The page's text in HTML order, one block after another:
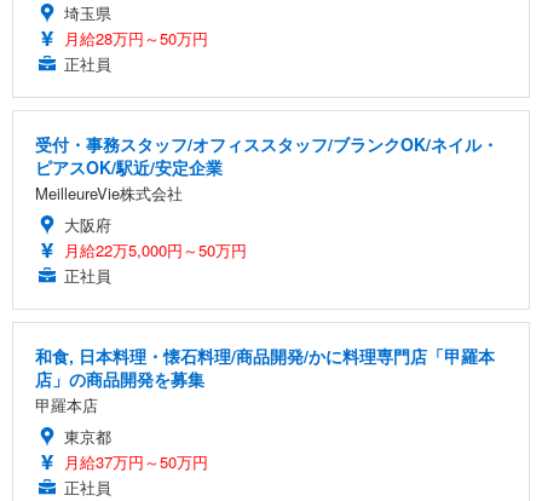
埼玉県
月給28万円～50万円
正社員
受付・事務スタッフ/オフィススタッフ/ブランクOK/ネイル・
ピアスOK/駅近/安定企業
MeilleureVie株式会社
大阪府
月給22万5,000円～50万円
正社員
和食, 日本料理・懐石料理/商品開発/かに料理専門店「甲羅本
店」の商品開発を募集
甲羅本店
東京都
月給37万円～50万円
正社員